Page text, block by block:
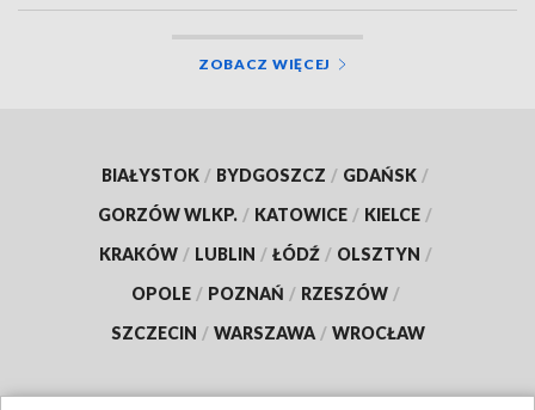
ZOBACZ WIĘCEJ
BIAŁYSTOK / BYDGOSZCZ / GDAŃSK /
GORZÓW WLKP. / KATOWICE / KIELCE /
KRAKÓW / LUBLIN / ŁÓDŹ / OLSZTYN /
OPOLE / POZNAŃ / RZESZÓW /
SZCZECIN / WARSZAWA / WROCŁAW